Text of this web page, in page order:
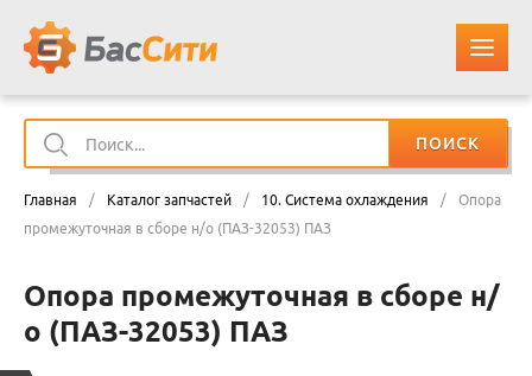
ПОИСК
Главная / Каталог запчастей / 10. Система охлаждения /
Опора
промежуточная в сборе н/о (ПАЗ-32053) ПАЗ
Опора промежуточная в сборе н/
о (ПАЗ-32053) ПАЗ
КАТАЛОГ ЗАПЧАСТЕЙ
ОПЛАТА И ДОСТАВКА